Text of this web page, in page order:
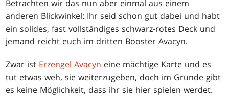
Betrachten wir das nun aber einmal aus einem
anderen Blickwinkel: Ihr seid schon gut dabei und habt
ein solides, fast vollständiges schwarz-rotes Deck und
jemand reicht euch im dritten Booster Avacyn.
Zwar ist Erzengel Avacyn eine mächtige Karte und es
tut etwas weh, sie weiterzugeben, doch im Grunde gibt
es keine Möglichkeit, dass ihr sie hier spielen werdet.